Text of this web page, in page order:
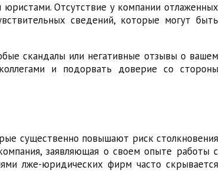
Отсутствие у компании отлаженных
сведений, которые могут быть
скандалы или негативные отзывы о вашем
и подорвать доверие со стороны
существенно повышают риск столкновения
заявляющая о своем опыте работы с
лже-юридических фирм часто скрывается